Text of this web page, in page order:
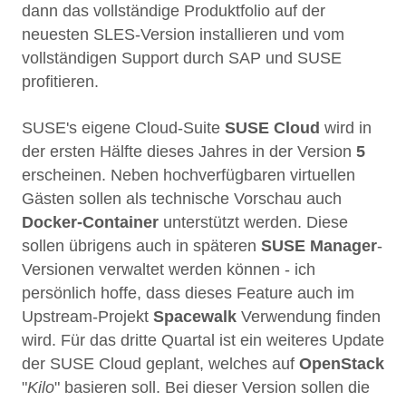
dann das vollständige Produktfolio auf der
neuesten SLES-Version installieren und vom
vollständigen Support durch SAP und SUSE
profitieren.
SUSE's eigene Cloud-Suite SUSE Cloud wird in
der ersten Hälfte dieses Jahres in der Version 5
erscheinen. Neben hochverfügbaren virtuellen
Gästen sollen als technische Vorschau auch
Docker-Container unterstützt werden. Diese
sollen übrigens auch in späteren SUSE Manager-
Versionen verwaltet werden können - ich
persönlich hoffe, dass dieses Feature auch im
Upstream-Projekt Spacewalk Verwendung finden
wird. Für das dritte Quartal ist ein weiteres Update
der SUSE Cloud geplant, welches auf OpenStack
"Kilo" basieren soll. Bei dieser Version sollen die